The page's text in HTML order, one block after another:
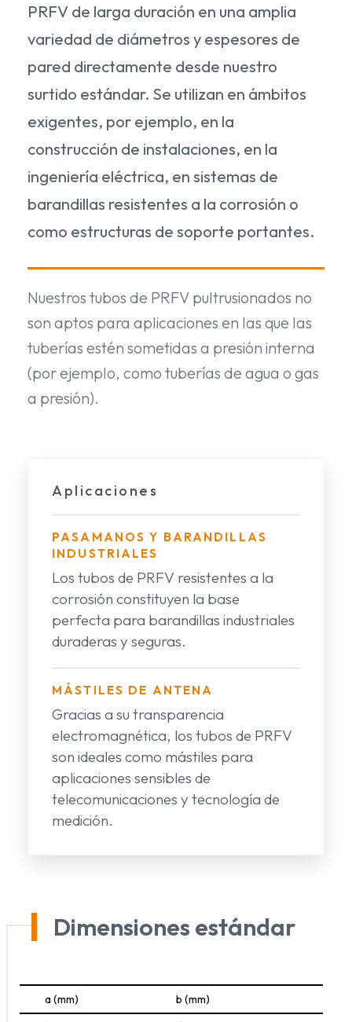
PRFV de larga duración en una amplia
variedad de diámetros y espesores de
pared directamente desde nuestro
surtido estándar. Se utilizan en ámbitos
exigentes, por ejemplo, en la
construcción de instalaciones, en la
ingeniería eléctrica, en sistemas de
barandillas resistentes a la corrosión o
como estructuras de soporte portantes.
Nuestros tubos de PRFV pultrusionados no
son aptos para aplicaciones en las que las
tuberías estén sometidas a presión interna
(por ejemplo, como tuberías de agua o gas
a presión).
Aplicaciones
PASAMANOS Y BARANDILLAS
INDUSTRIALES
Los tubos de PRFV resistentes a la
corrosión constituyen la base
perfecta para barandillas industriales
duraderas y seguras.
MÁSTILES DE ANTENA
Gracias a su transparencia
electromagnética, los tubos de PRFV
son ideales como mástiles para
aplicaciones sensibles de
telecomunicaciones y tecnología de
medición.
Dimensiones estándar
a (mm)
b (mm)